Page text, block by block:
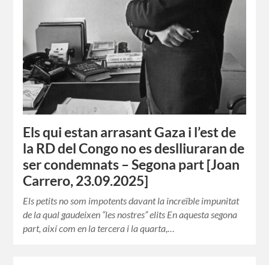
Els qui estan arrasant Gaza i l’est de
la RD del Congo no es deslliuraran de
ser condemnats – Segona part [Joan
Carrero, 23.09.2025]
Els petits no som impotents davant la increïble impunitat
de la qual gaudeixen “les nostres” elits En aquesta segona
part, així com en la tercera i la quarta,…